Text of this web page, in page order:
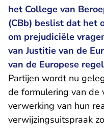
het College van
(CBb) beslist dat het
om prejudiciële
van Justitie van de
van de Europese
Partijen wordt nu
de formulering van de
verwerking van hun
verwijzingsuitspraak